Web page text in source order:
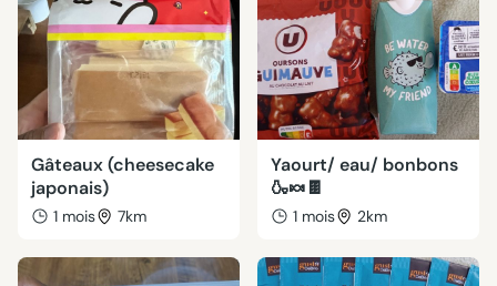
Gâteaux (cheesecake
japonais)
1 mois 7km
Yaourt/ eau/ bonbons
🍶🍬🍫
1 mois 2km